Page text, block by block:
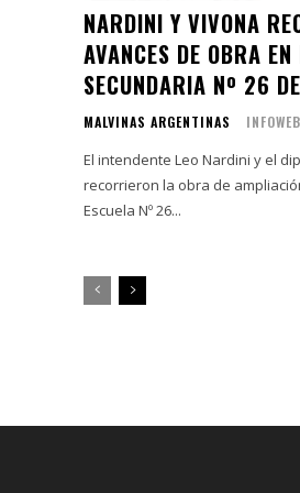
NARDINI Y VIVONA
AVANCES DE OBRA
SECUNDARIA Nº 26
MALVINAS ARGENTINAS INFOWEB
El intendente Leo Nardini y el
recorrieron la obra de
Escuela Nº 26...